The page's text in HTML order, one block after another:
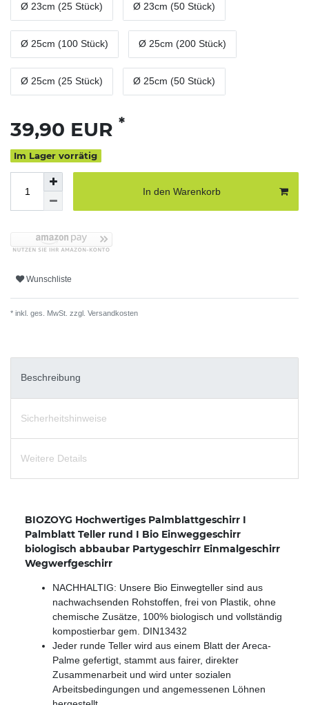
Ø 23cm (25 Stück) Ø 23cm (50 Stück)
Ø 25cm (100 Stück) Ø 25cm (200 Stück)
Ø 25cm (25 Stück) Ø 25cm (50 Stück)
39,90 EUR *
Im Lager vorrätig
In den Warenkorb
Wunschliste
* inkl. ges. MwSt. zzgl. Versandkosten
Beschreibung
Sicherheitshinweise
Weitere Details
BIOZOYG Hochwertiges Palmblattgeschirr I
Palmblatt Teller rund I Bio Einweggeschirr
biologisch abbaubar Partygeschirr Einmalgeschirr
Wegwerfgeschirr
NACHHALTIG: Unsere Bio Einwegteller sind aus
nachwachsenden Rohstoffen, frei von Plastik, ohne
chemische Zusätze, 100% biologisch und vollständig
kompostierbar gem. DIN13432
Jeder runde Teller wird aus einem Blatt der Areca-
Palme gefertigt, stammt aus fairer, direkter
Zusammenarbeit und wird unter sozialen
Arbeitsbedingungen und angemessenen Löhnen